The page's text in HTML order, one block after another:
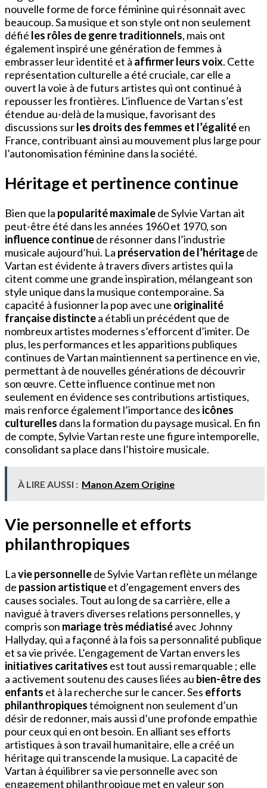
nouvelle forme de force féminine qui résonnait avec
beaucoup. Sa musique et son style ont non seulement
défié les rôles de genre traditionnels, mais ont
également inspiré une génération de femmes à
embrasser leur identité et à affirmer leurs voix. Cette
représentation culturelle a été cruciale, car elle a
ouvert la voie à de futurs artistes qui ont continué à
repousser les frontières. L’influence de Vartan s’est
étendue au-delà de la musique, favorisant des
discussions surles droits des femmes et l’égalitéen
France, contribuant ainsi au mouvement plus large pour
l’autonomisation féminine dans la société.
Héritage et pertinence continue
Bien que la popularité maximalede Sylvie Vartan ait
peut-être été dans les années 1960 et 1970, son
influence continuede résonner dans l’industrie
musicale aujourd’hui. La préservation de l’héritagede
Vartan est évidente à travers divers artistes qui la
citent comme une grande inspiration, mélangeant son
style unique dans la musique contemporaine. Sa
capacité à fusionner la pop avec une originalité
française distinctea établi un précédent que de
nombreux artistes modernes s’efforcent d’imiter. De
plus, les performances et les apparitions publiques
continues de Vartan maintiennent sa pertinence en vie,
permettant à de nouvelles générations de découvrir
son œuvre. Cette influence continue met non
seulement en évidence ses contributions artistiques,
mais renforce également l’importance des icônes
culturelles dans la formation du paysage musical. En fin
de compte, Sylvie Vartan reste une figure intemporelle,
consolidant sa place dans l’histoire musicale.
À LIRE AUSSI : Manon Azem Origine
Vie personnelle et efforts
philanthropiques
Lavie personnellede Sylvie Vartan reflète un mélange
de passion artistiqueet d’engagement envers des
causes sociales. Tout au long de sa carrière, elle a
navigué à travers diverses relations personnelles, y
compris son mariage très médiatiséavec Johnny
Hallyday, qui a façonné à la fois sa personnalité publique
et sa vie privée. L’engagement de Vartan envers les
initiatives caritatives est tout aussi remarquable ; elle
a activement soutenu des causes liées au bien-être des
enfants et à la recherche sur le cancer. Ses efforts
philanthropiquestémoignent non seulement d’un
désir de redonner, mais aussi d’une profonde empathie
pour ceux qui en ont besoin. En alliant ses efforts
artistiques à son travail humanitaire, elle a créé un
héritage qui transcende la musique. La capacité de
Vartan à équilibrer sa vie personnelle avec son
engagement philanthropique met en valeur son